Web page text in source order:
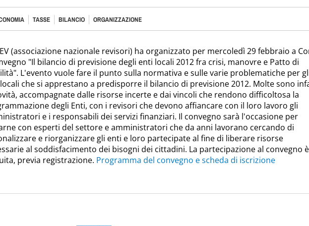
TASSE BILANCIO ORGANIZZAZIONE
(associazione nazionale revisori) ha organizzato per mercoledì 29 febbraio a
"Il bilancio di previsione degli enti locali 2012 fra crisi, manovre e Patto di
L'evento vuole fare il punto sulla normativa e sulle varie problematiche per
che si apprestano a predisporre il bilancio di previsione 2012. Molte sono
accompagnate dalle risorse incerte e dai vincoli che rendono difficoltosa la
degli Enti, con i revisori che devono affiancare con il loro lavoro gli
e i responsabili dei servizi finanziari. Il convegno sarà l'occasione per
con esperti del settore e amministratori che da anni lavorano cercando di
e riorganizzare gli enti e loro partecipate al fine di liberare risorse
al soddisfacimento dei bisogni dei cittadini. La partecipazione al convegno è
previa registrazione. Programma del convegno e scheda di iscrizione